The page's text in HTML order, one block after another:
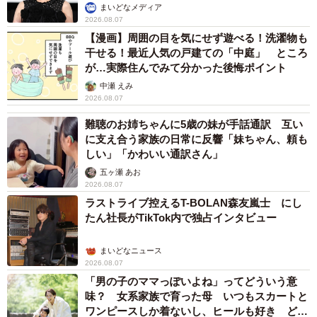
ヒロさんそっくり」「新たな一面もステキ」
まいどなトピック
2026.08.07
退職金を運用に回せる人は何が違う？ 「退職
金額の多さ」より重要な“ある経験”とは
まいどなニュース情報部
2026.08.07
「火事以来10カ月ぶり」全焼した自宅訪れた林
家ぺー 内装も壁も取り払われスケルトン状態
の部屋に呆然
まいどなトピック
2026.08.07
「こんなかわいい子おるん！？」大阪出身の
「アイドルさんよりかわいい」「めちゃ爽や
か」まいどなメディア
2026.08.07
世界一周中に3度も出会った運命的カップル